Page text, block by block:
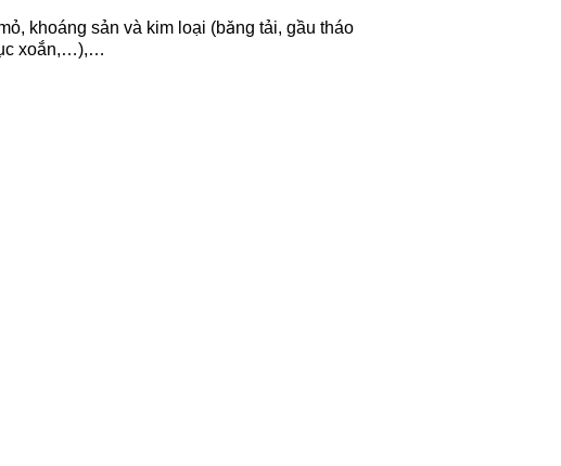
khoáng sản và kim loại (băng tải, gầu tháo
xoắn,…),…